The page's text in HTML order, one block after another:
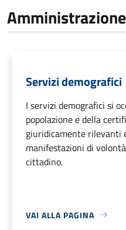
Servizi demografici
I servizi demografici si
popolazione e della
giuridicamente rilevanti
manifestazioni di
cittadino.
VAI ALLA PAGINA